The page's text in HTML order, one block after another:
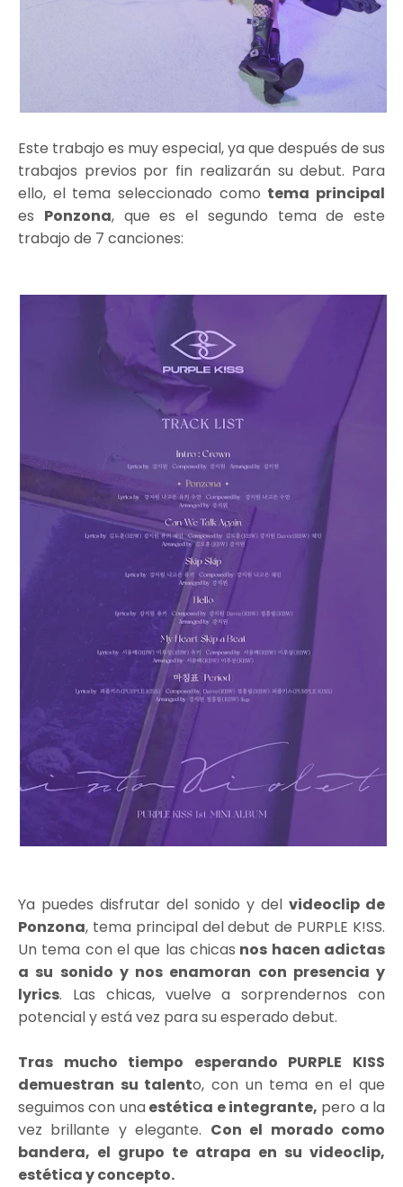
Este trabajo es muy especial, ya que después de sus
trabajos previos por fin realizarán su debut. Para
ello, el tema seleccionado como tema principal
es Ponzona, que es el segundo tema de este
trabajo de 7 canciones:
Ya puedes disfrutar del sonido y del videoclip de
Ponzona, tema principal del debut de PURPLE K!SS.
Un tema con el que las chicas nos hacen adictas
a su sonido y nos enamoran con presencia y
lyrics. Las chicas, vuelve a sorprendernos con
potencial y está vez para su esperado debut.
Tras mucho tiempo esperando PURPLE KISS
demuestran su talento, con un tema en el que
seguimos con unaestética e integrante, pero a la
vez brillante y elegante. Con el morado como
bandera, el grupo te atrapa en su videoclip,
estética y concepto.